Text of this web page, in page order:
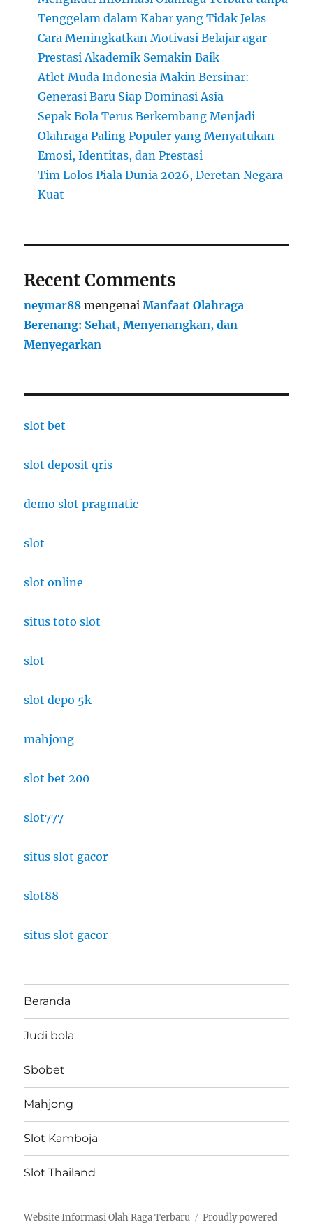
Tenggelam dalam Kabar yang Tidak Jelas
Cara Meningkatkan Motivasi Belajar agar
Prestasi Akademik Semakin Baik
Atlet Muda Indonesia Makin Bersinar:
Generasi Baru Siap Dominasi Asia
Sepak Bola Terus Berkembang Menjadi
Olahraga Paling Populer yang Menyatukan
Emosi, Identitas, dan Prestasi
Tim Lolos Piala Dunia 2026, Deretan Negara
Kuat
Recent Comments
neymar88 mengenaiManfaat Olahraga
Berenang: Sehat, Menyenangkan, dan
Menyegarkan
slot bet
slot deposit qris
demo slot pragmatic
slot
slot online
situs toto slot
slot
slot depo 5k
mahjong
slot bet 200
slot777
situs slot gacor
slot88
situs slot gacor
Beranda
Judi bola
Sbobet
Mahjong
Slot Kamboja
Slot Thailand
Website Informasi Olah Raga Terbaru Proudly powered